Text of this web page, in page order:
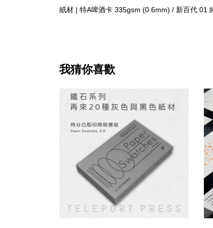
紙材 | 特A啤酒卡 335gsm (0.6mm) / 新百代 01
我猜你喜歡